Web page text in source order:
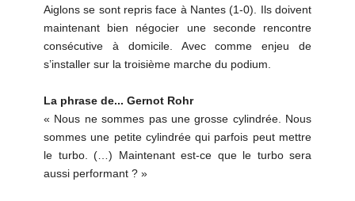
Aiglons se sont repris face à Nantes (1-0). Ils doivent
maintenant bien négocier une seconde rencontre
consécutive à domicile. Avec comme enjeu de
s’installer sur la troisième marche du podium.
La phrase de... Gernot Rohr
« Nous ne sommes pas une grosse cylindrée. Nous
sommes une petite cylindrée qui parfois peut mettre
le turbo. (…) Maintenant est-ce que le turbo sera
aussi performant ? »